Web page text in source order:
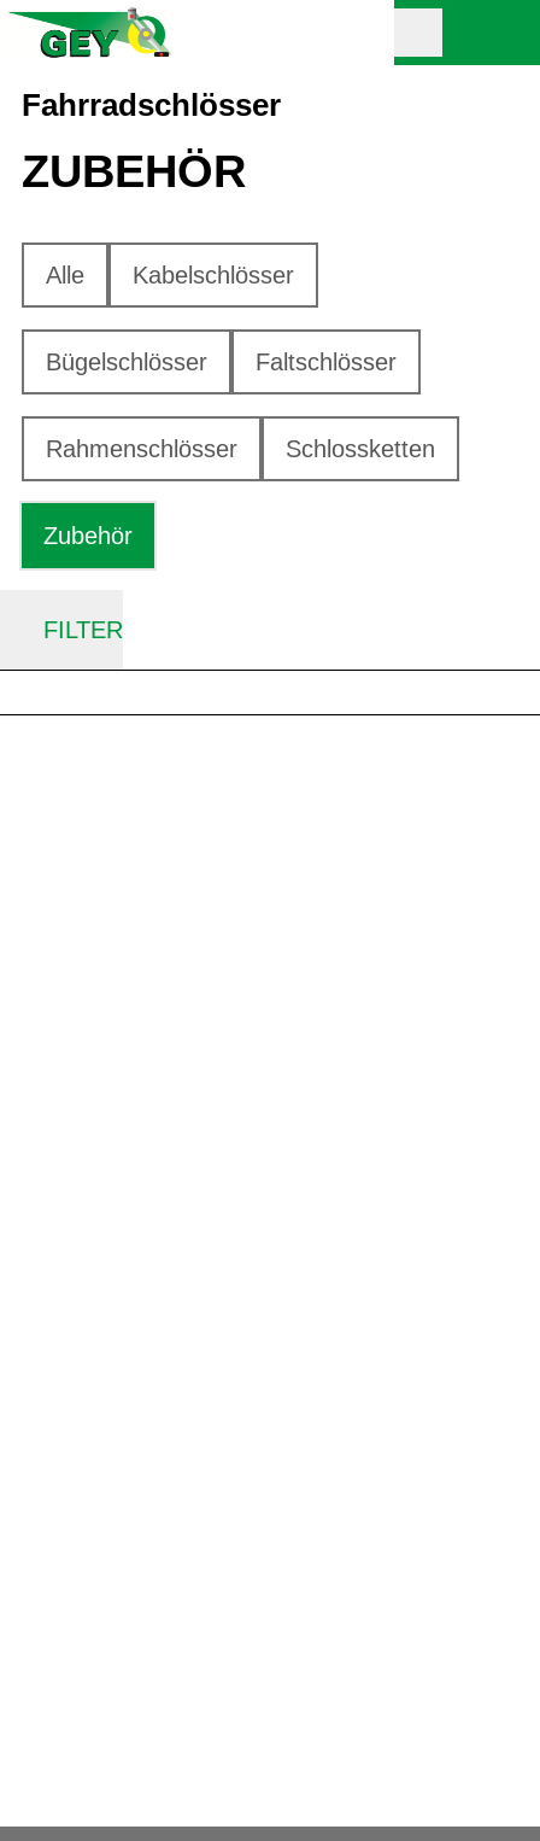
Fahrradschlösser
ZUBEHÖR
Alle Kabelschlösser
Bügelschlösser Faltschlösser
Rahmenschlösser Schlossketten
Zubehör
FILTER